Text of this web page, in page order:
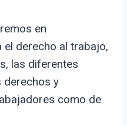
en
derecho al trabajo,
las diferentes
derechos y
como de